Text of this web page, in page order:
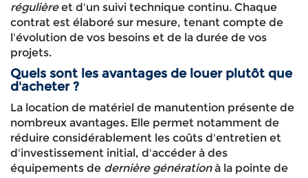
régulièreet d'un suivi technique continu. Chaque
contrat est élaboré sur mesure, tenant compte de
l'évolution de vos besoins et de la durée de vos
projets.
Quels sont les avantages de louer plutôt que
d'acheter ?
La location de matériel de manutention présente de
nombreux avantages. Elle permet notamment de
réduire considérablement les coûts d'entretien et
d'investissement initial, d'accéder à des
équipements de dernière générationà la pointe de